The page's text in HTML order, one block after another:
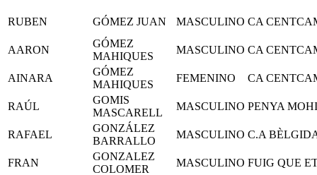
RUBEN GÓMEZ JUAN MASCULINO CA
AARON
GÓMEZ
MAHIQUES
MASCULINO CA
AINARA
GÓMEZ
MAHIQUES
FEMENINO CA
RAÚL
GOMIS
MASCARELL
MASCULINO PENYA
RAFAEL
GONZÁLEZ
BARRALLO
MASCULINO C.A
FRAN
GONZALEZ
COLOMER
MASCULINO FUIG QUE